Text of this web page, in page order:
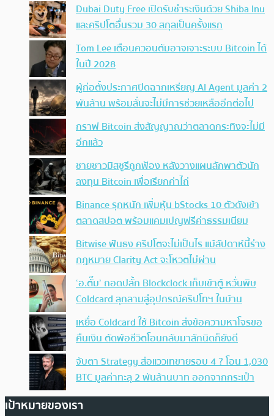
Dubai Duty Free เปิดรับชำระเงินด้วย Shiba Inu
และคริปโตอื่นรวม 30 สกุลเป็นครั้งแรก
Tom Lee เตือนควอนตัมอาจเจาะระบบ Bitcoin ได้
ในปี 2028
ผู้ก่อตั้งประกาศปิดฉากเหรียญ AI Agent มูลค่า 2
พันล้าน พร้อมลั่นจะไม่มีการช่วยเหลืออีกต่อไป
กราฟ Bitcoin ส่งสัญญาณว่าตลาดกระทิงจะไม่มี
อีกแล้ว
ชายชาวมิสซูรีถูกฟ้อง หลังวางแผนลักพาตัวนัก
ลงทุน Bitcoin เพื่อเรียกค่าไถ่
Binance รุกหนัก เพิ่มหุ้น bStocks 10 ตัวดังเข้า
ตลาดสปอต พร้อมแคมเปญฟรีค่าธรรมเนียม
Bitwise ฟันธง คริปโตจะไม่เป็นไร แม้สัปดาห์นี้ร่าง
กฎหมาย Clarity Act จะโหวตไม่ผ่าน
‘อ.ตั๊ม’ ถอดปลั้ก Blockclock เก็บเข้าตู้ หวั่นพิษ
Coldcard ลุกลามสู่อุปกรณ์คริปโทฯ ในบ้าน
เหยื่อ Coldcard ใช้ Bitcoin ส่งข้อความหาโจรขอ
คืนเงิน ตัดพ้อชีวิตโอนกลับมาสักนิดก็ยังดี
จับตา Strategy ส่อแววเทขายรอบ 4 ? โอน 1,030
BTC มูลค่าทะลุ 2 พันล้านบาท ออกจากกระเป๋า
เป้าหมายของเรา